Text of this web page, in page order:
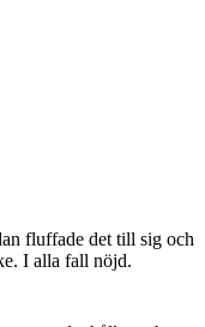
fluffade det till sig och
I alla fall nöjd.